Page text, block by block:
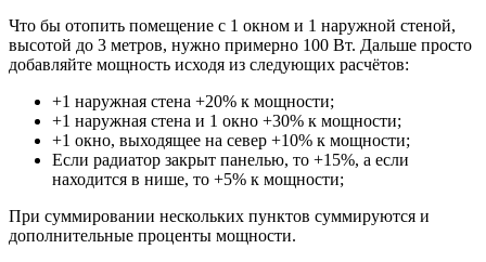
Что бы отопить помещение с 1 окном и 1 наружной стеной,
высотой до 3 метров, нужно примерно 100 Вт. Дальше просто
добавляйте мощность исходя из следующих расчётов:
+1 наружная стена +20% к мощности;
+1 наружная стена и 1 окно +30% к мощности;
+1 окно, выходящее на север +10% к мощности;
Если радиатор закрыт панелью, то +15%, а если
находится в нише, то +5% к мощности;
При суммировании нескольких пунктов суммируются и
дополнительные проценты мощности.